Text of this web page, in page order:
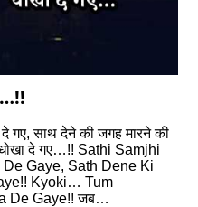
गए, साथ देने की जगह मारने की
दे गए…!! Sathi Samjhi
Gaye, Sath Dene Ki
Kyoki… Tum
De Gaye!! जब…